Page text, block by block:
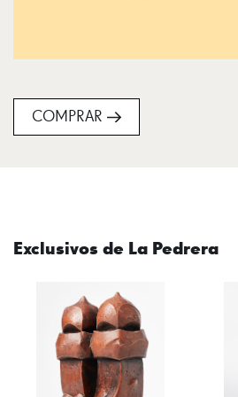
COMPRAR
Exclusivos de La Pedrera